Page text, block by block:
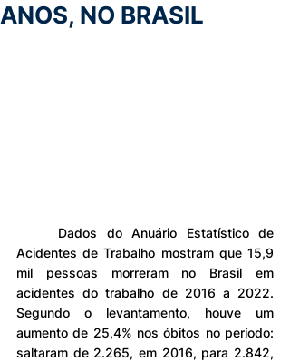
ANOS, NO BRASIL
Acidentes de Trabalho mostram que 15,9
mil pessoas morreram no Brasil em
acidentes do trabalho de 2016 a 2022.
Segundo o levantamento, houve um
aumento de 25,4% nos óbitos no período:
saltaram de 2.265, em 2016, para 2.842,